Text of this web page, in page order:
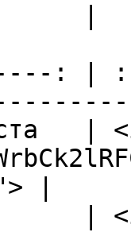
|
: |
|
|
|